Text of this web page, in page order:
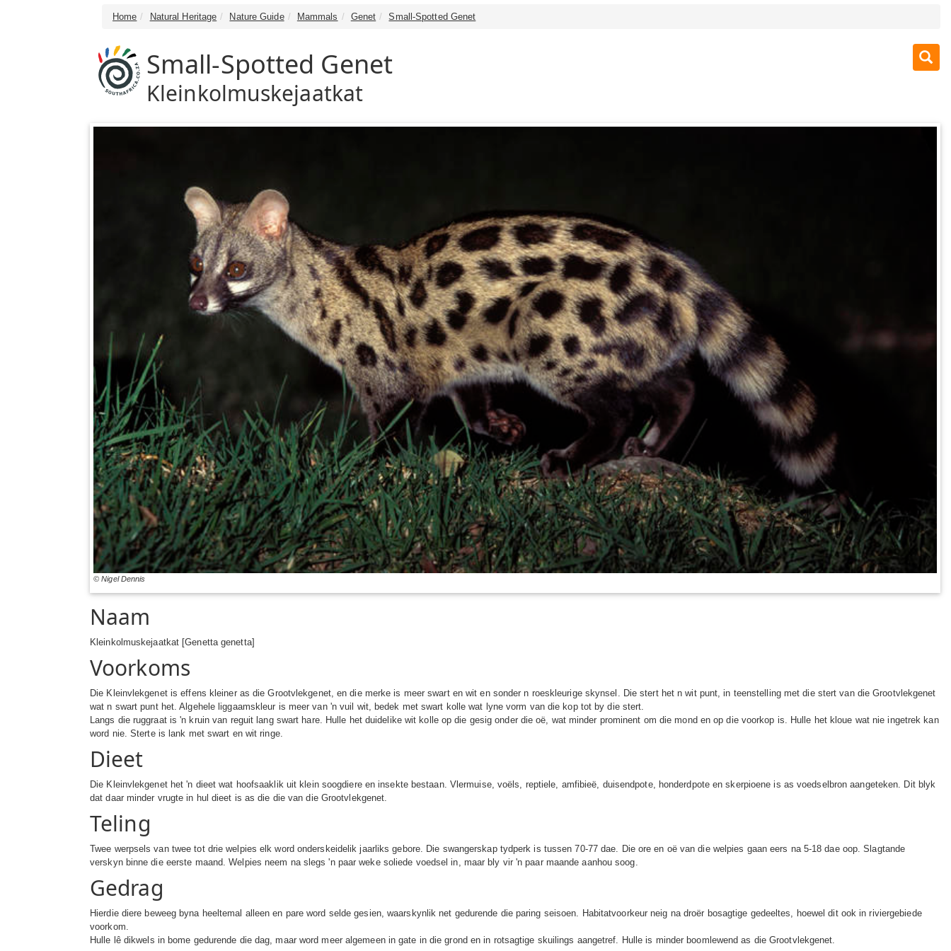
Home Natural Heritage Nature Guide Mammals Genet Small-Spotted Genet
Small-Spotted Genet
Kleinkolmuskejaatkat
© Nigel Dennis
Naam
Kleinkolmuskejaatkat [Genetta genetta]
Voorkoms
Die Kleinvlekgenet is effens kleiner as die Grootvlekgenet, en die merke is meer swart en wit en sonder n roeskleurige skynsel. Die stert het n wit punt, in teenstelling met die stert van die Grootvlekgenet
wat n swart punt het. Algehele liggaamskleur is meer van 'n vuil wit, bedek met swart kolle wat lyne vorm van die kop tot by die stert.
Langs die ruggraat is 'n kruin van reguit lang swart hare. Hulle het duidelike wit kolle op die gesig onder die oë, wat minder prominent om die mond en op die voorkop is. Hulle het kloue wat nie ingetrek kan
word nie. Sterte is lank met swart en wit ringe.
Dieet
Die Kleinvlekgenet het 'n dieet wat hoofsaaklik uit klein soogdiere en insekte bestaan. Vlermuise, voëls, reptiele, amfibieë, duisendpote, honderdpote en skerpioene is as voedselbron aangeteken. Dit blyk
dat daar minder vrugte in hul dieet is as die die van die Grootvlekgenet.
Teling
Twee werpsels van twee tot drie welpies elk word onderskeidelik jaarliks ​​gebore. Die swangerskap tydperk is tussen 70-77 dae. Die ore en oë van die welpies gaan eers na 5-18 dae oop. Slagtande
verskyn binne die eerste maand. Welpies neem na slegs 'n paar weke soliede voedsel in, maar bly vir 'n paar maande aanhou soog.
Gedrag
Hierdie diere beweeg byna heeltemal alleen en pare word selde gesien, waarskynlik net gedurende die paring seisoen. Habitatvoorkeur neig na droër bosagtige gedeeltes, hoewel dit ook in riviergebiede
voorkom.
Hulle lê dikwels in bome gedurende die dag, maar word meer algemeen in gate in die grond en in rotsagtige skuilings aangetref. Hulle is minder boomlewend as die Grootvlekgenet.